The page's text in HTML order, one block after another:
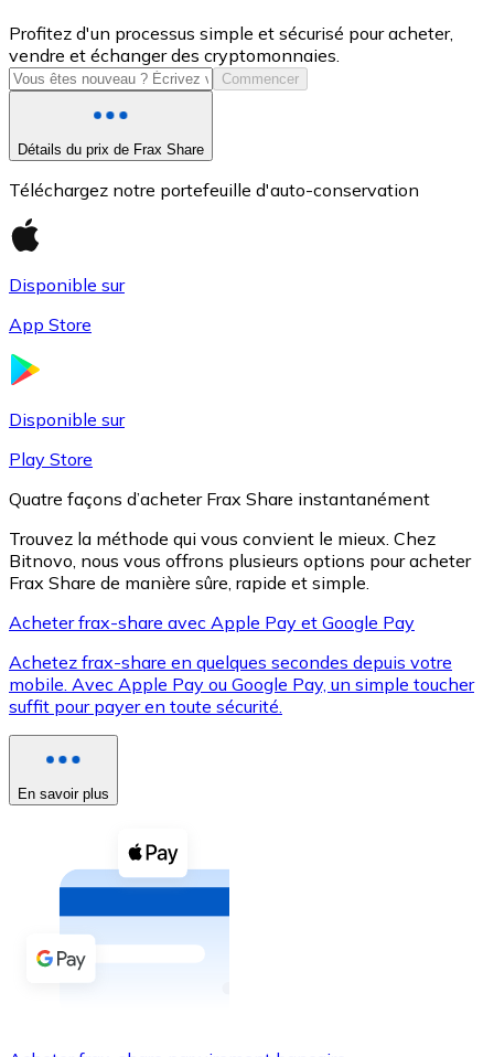
USD Coin
USDC
XRP
XRP
Voir toutes
Coupons crypto
Achetez des cryptomonnaies en espèces et d'autres
Acheter avec espèces
Virement SEPA
Profitez d'un processus simple et sécurisé pour acheter,
vendre et échanger des cryptomonnaies.
Commencer
Détails du prix de Frax Share
Téléchargez notre portefeuille d'auto-conservation
Disponible sur
App Store
Disponible sur
Play Store
Quatre façons d’acheter Frax Share instantanément
Trouvez la méthode qui vous convient le mieux. Chez
Bitnovo, nous vous offrons plusieurs options pour acheter
Frax Share de manière sûre, rapide et simple.
Acheter frax-share avec Apple Pay et Google Pay
Achetez frax-share en quelques secondes depuis votre
mobile. Avec Apple Pay ou Google Pay, un simple toucher
suffit pour payer en toute sécurité.
En savoir plus